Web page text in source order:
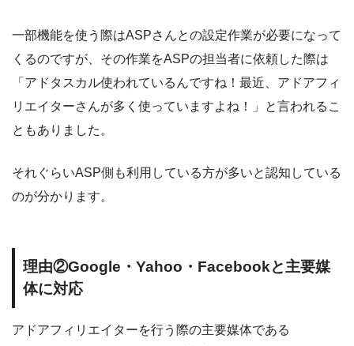
一部機能を使う際はASPさんとの設定作業が必要になって
くるのですが、その作業をASPの担当者に依頼した際は
「アドタスカル使われているんですね！最近、アドアフィ
リエイターさんが多く使っていますよね！」と言われるこ
ともありました。
それぐらいASP側も利用している方が多いと認知している
のが分かります。
理由②Google・Yahoo・Facebookと主要媒
体に対応
アドアフィリエイターを行う際の主要媒体である